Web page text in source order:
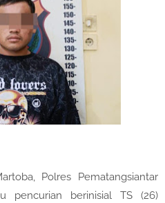
Polres Pematangsiantar
pencurian berinisial TS (26)